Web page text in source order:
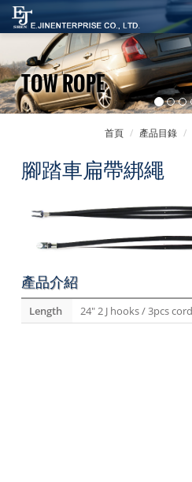
TOW ROPE
首頁 產品目錄
腳踏車扁帶綁繩
產品介紹
Length 24" 2 J hooks / 3pcs